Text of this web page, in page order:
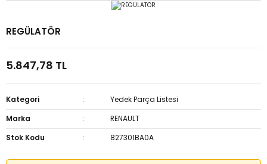
REGÜLATÖR
5.847,78 TL
Kategori
Yedek Parça Listesi
Marka
RENAULT
Stok Kodu
827301BA0A